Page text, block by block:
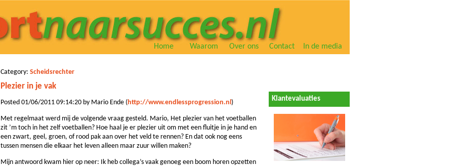
Home Waarom Over ons Contact In de media
Category: Scheidsrechter
Plezier in je vak
Posted 01/06/2011 09:14:20 by Mario Ende (http://www.endlessprogression.nl)
Met regelmaat werd mij de volgende vraag gesteld. Mario, Het plezier van het voetballen
zit ’m toch in het zelf voetballen? Hoe haal je er plezier uit om met een ﬂuitje in je hand en
een zwart, geel, groen, of rood pak aan over het veld te rennen? En dat ook nog eens
tussen mensen die elkaar het leven alleen maar zuur willen maken?
Mijn antwoord kwam hier op neer: Ik heb collega’s vaak genoeg een boom horen opzetten
Klantevaluaties